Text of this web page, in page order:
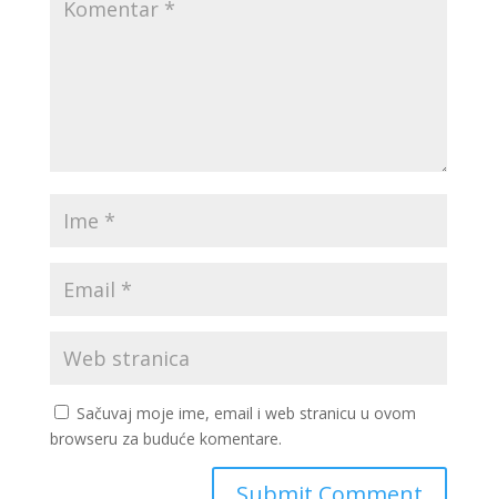
Sačuvaj moje ime, email i web stranicu u ovom
browseru za buduće komentare.